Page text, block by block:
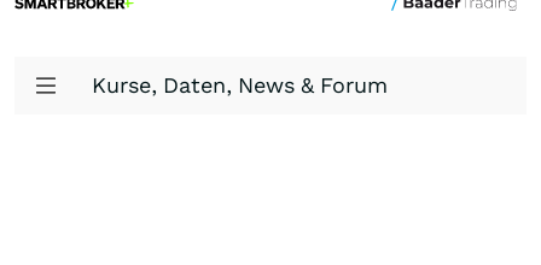
Kurse, Daten, News & Forum